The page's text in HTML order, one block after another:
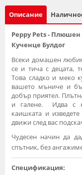
Описание
Peppy Pets -
Кученце Булдог
Всеки домашен
се и тича с децата,
Това сладко и меко
вашето мъниче и
добър приятел.
и галене. Идва с
каишката и
движи след вас
Чудесен начин да
спътник, без
Спецификация: